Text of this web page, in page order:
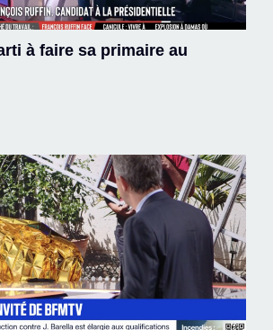
à faire sa primaire au